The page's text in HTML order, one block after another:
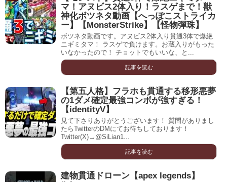
マ！アヌビス2体入り！ラスゲまで！獣
神化ボツネタ動画【へっぽこストライカ
ー】【MonsterStrike】【怪物彈珠】
ボツネタ動画です。アヌビス2体入り貫通3体で爆絶
ニギミタマ！ ラスゲで負けます。お蔵入りがもった
いなかったので！ チョットでもいいな、と...
記事を読む
【第五人格】フラホも貫通する移形悪夢
の1ダメ確定最強コンボが強すぎる！
【identityV】
見て下さりありがとうございます！ 質問がありまし
たらTwitterのDMにてお待ちしております！
Twitter(X)→@SiLian1...
記事を読む
建物貫通ドローン【apex legends】